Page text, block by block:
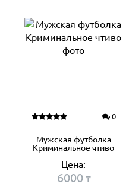
0
Мужская футболка
Криминальное чтиво
Цена:
6000₸